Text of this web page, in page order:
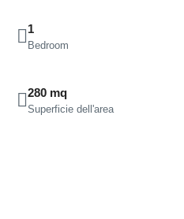
1
Bedroom
280 mq
Superficie dell'area